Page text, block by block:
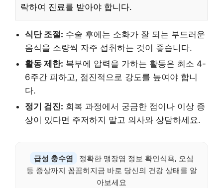
락하여 진료를 받아야 합니다.
식단 조절: 수술 후에는 소화가 잘 되는 부드러운
음식을 소량씩 자주 섭취하는 것이 좋습니다.
활동 제한: 복부에 압력을 가하는 활동은 최소 4-
6주간 피하고, 점진적으로 강도를 높여야 합니
다.
정기 검진: 회복 과정에서 궁금한 점이나 이상 증
상이 있다면 주저하지 말고 의사와 상담하세요.
급성 충수염
정확한 맹장염 정보 확인식욕, 오심
등 증상까지 꼼꼼히지금 바로 당신의 건강 상태를 알
아보세요